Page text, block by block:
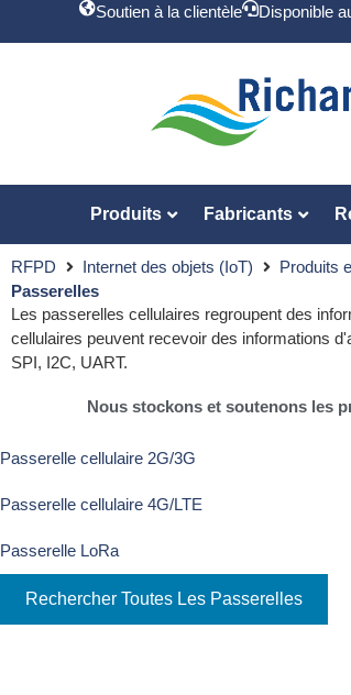
Soutien à la clientèle Disponible
Produits Fabricants
RFPD Internet des objets (IoT) Produits
Passerelles
Les passerelles cellulaires regroupent des
cellulaires peuvent recevoir des informations
SPI, I2C, UART.
Nous stockons et soutenons les
Passerelle cellulaire 2G/3G
Passerelle cellulaire 4G/LTE
Passerelle LoRa
Rechercher Toutes Les Passerelles
La passerelle extérieure WirnetTM
opérationnelle.